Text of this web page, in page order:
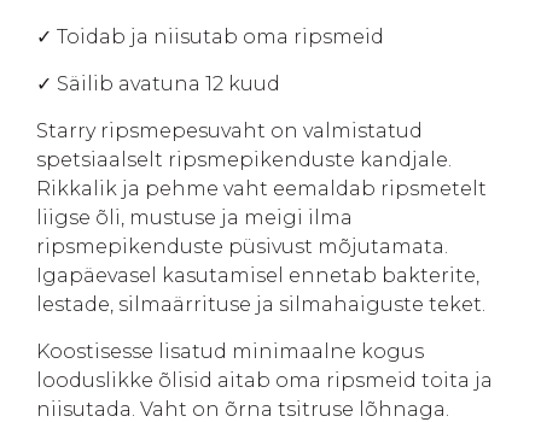
✓ Toidab ja niisutab oma ripsmeid
✓ Säilib avatuna 12 kuud
Starry ripsmepesuvaht on valmistatud
spetsiaalselt ripsmepikenduste kandjale.
Rikkalik ja pehme vaht eemaldab ripsmetelt
liigse õli, mustuse ja meigi ilma
ripsmepikenduste püsivust mõjutamata.
Igapäevasel kasutamisel ennetab bakterite,
lestade, silmaärrituse ja silmahaiguste teket.
Koostisesse lisatud minimaalne kogus
looduslikke õlisid aitab oma ripsmeid toita ja
niisutada. Vaht on õrna tsitruse lõhnaga.